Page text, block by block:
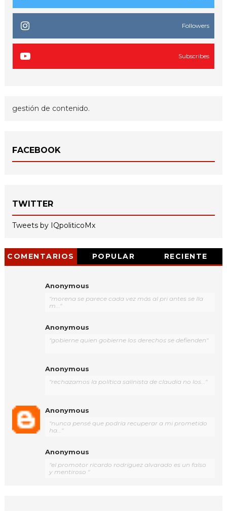
Followers
Subscribes
gestión de contenido.
FACEBOOK
TWITTER
Tweets by IQpoliticoMx
COMENTARIOS POPULAR RECIENTE
Anonymous
"morena se parece cada vez más al pri antes se lla
m..."
Anonymous
"gobierne quien gobierne los derechos se defienden"
Anonymous
"rechazamos la política salinista de claudia no los..."
Anonymous
"nunca pensé que podría recuperar a mi prometido
ha..."
Anonymous
"el promotor ricardo rodríguez alvarado es un falso
y mentiroso "